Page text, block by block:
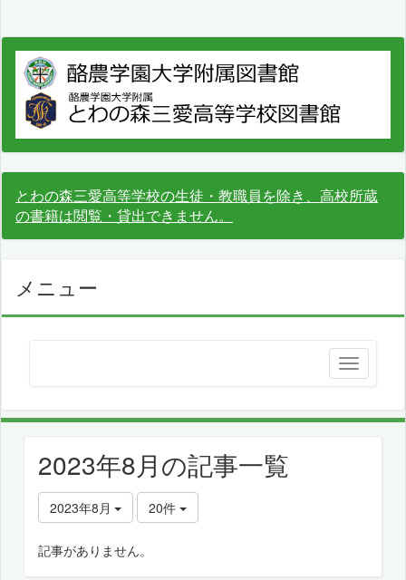
とわの森三愛高等学校の生徒・教職員を除き、高校所蔵
の書籍は閲覧・貸出できません。
メニュー
2023年8月の記事一覧
2023年8月 20件
記事がありません。